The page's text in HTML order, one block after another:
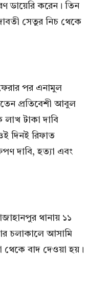
ডায়েরি করেন। তিন
সেতুর নিচ থেকে
পর এনামুল
প্রতিবেশী আবুল
টাকা দাবি
দিনই রিফাত
দাবি, হত্যা এবং
থানায় ১১
চলাকালে আসামি
থেকে বাদ দেওয়া হয়।